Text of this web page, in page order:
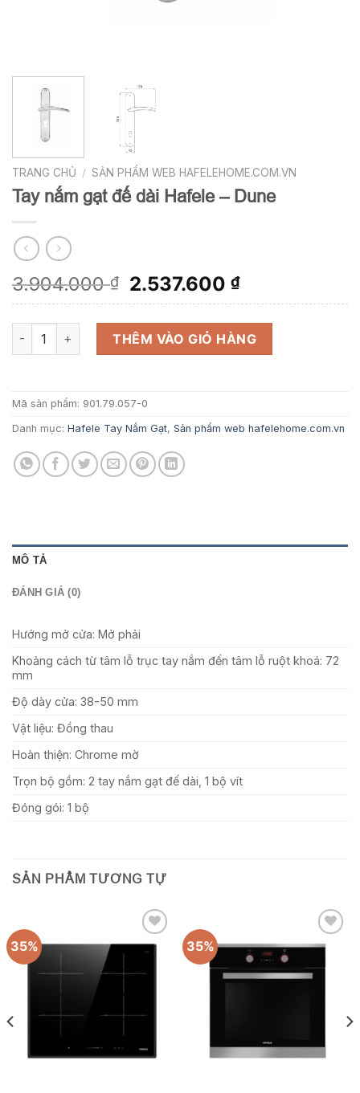
TRANG CHỦ / SẢN PHẨM WEB HAFELEHOME.COM.VN
Tay nắm gạt đế dài Hafele – Dune
3.904.000₫
Giá
gốc
là:
3.904.000 ₫.
2.537.600₫Giá
hiện
tại
là:
2.537.600 ₫.
Tay nắm gạt đế dài Hafele - Dune số lượng
THÊM VÀO GIỎ HÀNG
Mã sản phẩm: 901.79.057-0
Danh mục: Hafele Tay Nắm Gạt, Sản phẩm web hafelehome.com.vn
MÔ TẢ
ĐÁNH GIÁ (0)
Hướng mở cửa: Mở phải
Khoảng cách từ tâm lỗ trục tay nắm đến tâm lỗ ruột khoá: 72
mm
Độ dày cửa: 38-50 mm
Vật liệu: Đồng thau
Hoàn thiện: Chrome mờ
Trọn bộ gồm: 2 tay nắm gạt đế dài, 1 bộ vít
Đóng gói: 1 bộ
SẢN PHẨM TƯƠNG TỰ
35%
Add to
35%
Add to